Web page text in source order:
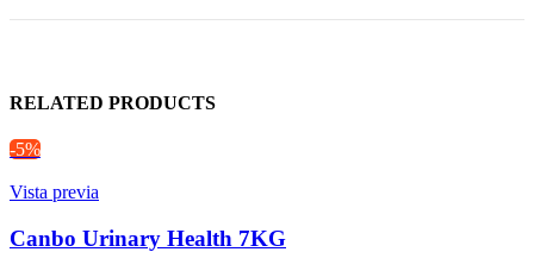
RELATED PRODUCTS
-5%
Vista previa
Canbo Urinary Health 7KG